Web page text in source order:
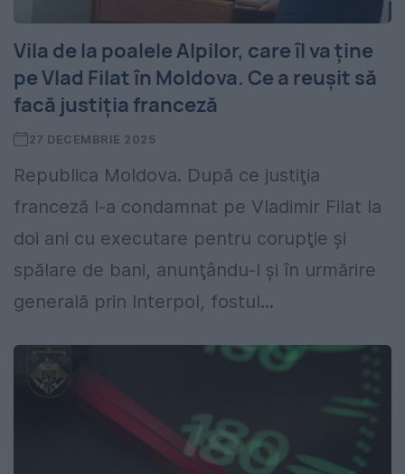
Vila de la poalele Alpilor, care îl va ţine
pe Vlad Filat în Moldova. Ce a reuşit să
facă justiţia franceză
27 DECEMBRIE 2025
Republica Moldova. După ce justiţia
franceză l-a condamnat pe Vladimir Filat la
doi ani cu executare pentru corupţie şi
spălare de bani, anunţându-l şi în urmărire
generală prin Interpol, fostul...